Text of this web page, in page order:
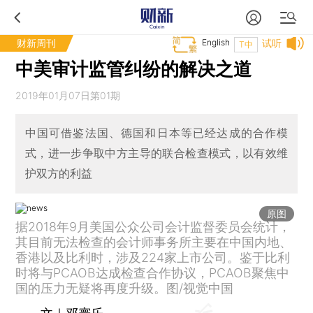
财新周刊 试听
T中
English
中美审计监管纠纷的解决之道
2019年01月07日第01期
中国可借鉴法国、德国和日本等已经达成的合作模
式，进一步争取中方主导的联合检查模式，以有效维
护双方的利益
原图
据2018年9月美国公众公司会计监督委员会统计，
其目前无法检查的会计师事务所主要在中国内地、
香港以及比利时，涉及224家上市公司。鉴于比利
时将与PCAOB达成检查合作协议，PCAOB聚焦中
国的压力无疑将再度升级。图/视觉中国